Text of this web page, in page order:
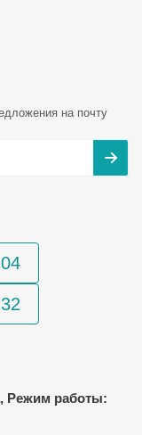
на почту
Режим работы: